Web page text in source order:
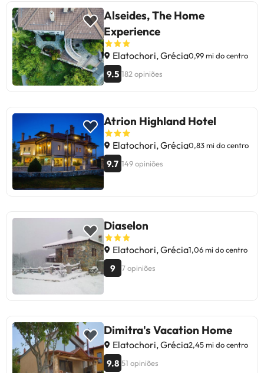
Alseides, The Home
Experience
Elatochori, Grécia0,99 mi do centro
9.5 182 opiniões
Atrion Highland Hotel
Elatochori, Grécia0,83 mi do centro
9.7 149 opiniões
Diaselon
Elatochori, Grécia1,06 mi do centro
9 7 opiniões
Dimitra's Vacation Home
Elatochori, Grécia2,45 mi do centro
9.8 51 opiniões